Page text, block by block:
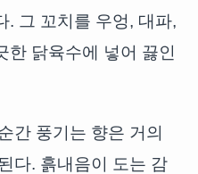
. 그 꼬치를 우엉, 대파,
한 닭육수에 넣어 끓인
간 풍기는 향은 거의
다. 흙내음이 도는 감